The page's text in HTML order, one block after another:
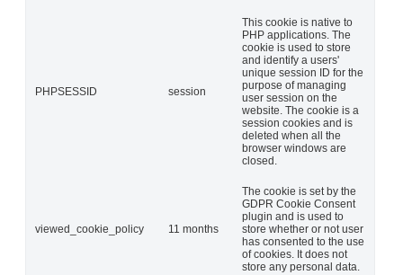
PHPSESSID session
This cookie is native to
PHP applications. The
cookie is used to store
and identify a users'
unique session ID for the
purpose of managing
user session on the
website. The cookie is a
session cookies and is
deleted when all the
browser windows are
closed.
viewed_cookie_policy 11 months
The cookie is set by the
GDPR Cookie Consent
plugin and is used to
store whether or not user
has consented to the use
of cookies. It does not
store any personal data.